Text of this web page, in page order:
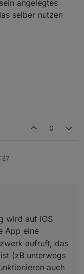
angelegtes
selber nutzen
0
wird auf iOS
App eine
aufruft, das
(zB unterwegs
auch